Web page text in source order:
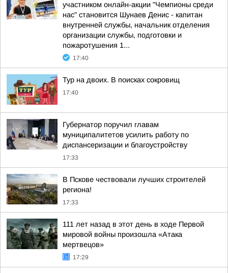
участником онлайн-акции "Чемпионы среди
нас" становится Шунаев Денис - капитан
внутренней службы, начальник отделения
организации службы, подготовки и
пожаротушения 1...
17:40
Тур на двоих. В поисках сокровищ
17:40
Губернатор поручил главам
муниципалитетов усилить работу по
диспансеризации и благоустройству
17:33
В Пскове чествовали лучших строителей
региона!
17:33
111 лет назад в этот день в ходе Первой
мировой войны произошла «Атака
мертвецов»
17:29